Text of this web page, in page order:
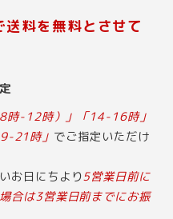
料を無料とさせて
8時-12時）」「14-16時」
21時」 でご指定いただけ
お日にちより5営業日前に
合は3営業日前までにお振